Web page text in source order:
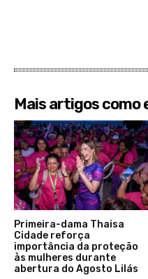
Mais artigos como
Primeira-dama Thaisa
Cidade reforça
importância da proteção
às mulheres durante
abertura do Agosto Lilás